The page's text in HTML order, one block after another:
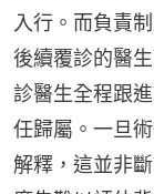
入行。而負責
後續覆診的醫
診醫生全程跟
任歸屬。一旦
解釋，這並非